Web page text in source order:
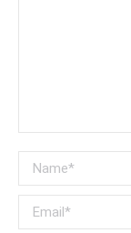
Name *
Email *